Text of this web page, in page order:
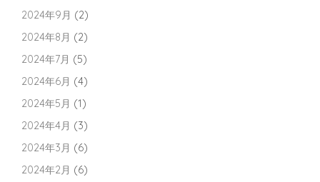
2024年9月 (2)
2024年8月 (2)
2024年7月 (5)
2024年6月 (4)
2024年5月 (1)
2024年4月 (3)
2024年3月 (6)
2024年2月 (6)